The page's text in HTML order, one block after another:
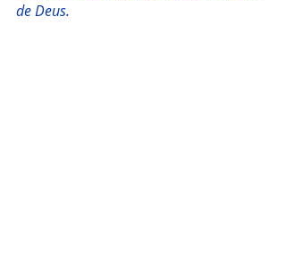
de Deus.